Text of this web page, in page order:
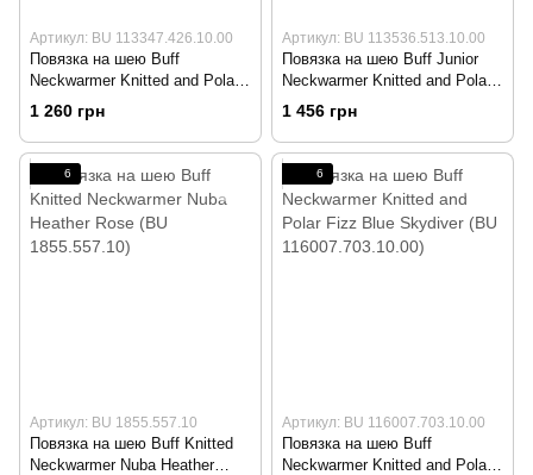
Артикул: BU 113347.426.10.00
Повязка на шею Buff
Neckwarmer Knitted and Polar
Fleece Neper Red Samba/Grey
Vigore (BU 113347.426.10.00)
1 260 грн
Артикул: BU 113536.513.10.00
Повязка на шею Buff Junior
Neckwarmer Knitted and Polar
Jambo Pink Azalea/Grey Vigore
подростковая
1 456 грн
6
Артикул: BU 1855.557.10
Повязка на шею Buff Knitted
Neckwarmer Nuba Heather
6
Артикул: BU 116007.703.10.00
Повязка на шею Buff
Neckwarmer Knitted and Polar